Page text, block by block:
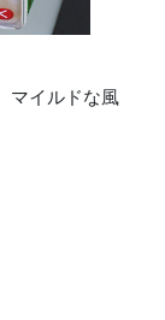
マイルドな風